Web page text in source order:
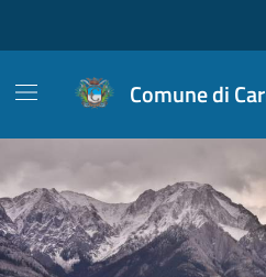
Comune di